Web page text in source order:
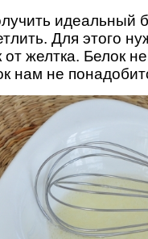
идеальный
Для этого
от желтка. Белок
нам не